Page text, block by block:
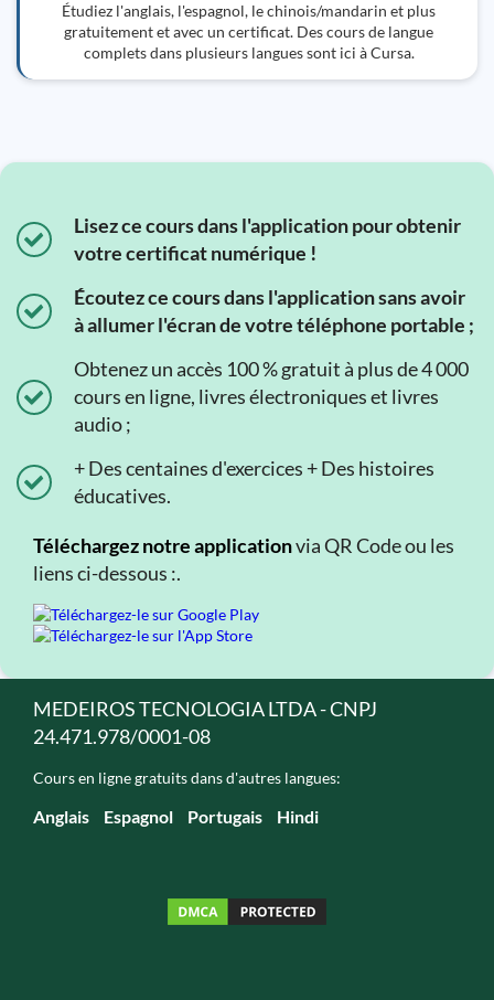
Étudiez l'anglais, l'espagnol, le chinois/mandarin et plus
gratuitement et avec un certificat. Des cours de langue
complets dans plusieurs langues sont ici à Cursa.
Lisez ce cours dans l'application pour obtenir
votre certificat numérique !
Écoutez ce cours dans l'application sans avoir
à allumer l'écran de votre téléphone portable ;
Obtenez un accès 100 % gratuit à plus de 4 000
cours en ligne, livres électroniques et livres
audio ;
+ Des centaines d'exercices + Des histoires
éducatives.
Téléchargez notre applicationvia QR Code ou les
liens ci-dessous :.
MEDEIROS TECNOLOGIA LTDA - CNPJ
24.471.978/0001-08
Cours en ligne gratuits dans d'autres langues:
Anglais Espagnol Portugais Hindi